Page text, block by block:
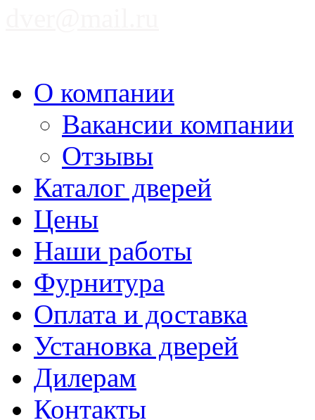
О компании
Вакансии компании
Отзывы
Каталог дверей
Цены
Наши работы
Фурнитура
Оплата и доставка
Установка дверей
Дилерам
Контакты